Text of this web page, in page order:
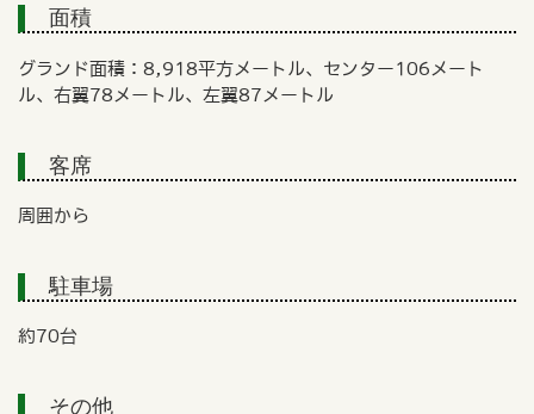
面積
グランド面積：8,918平方メートル、センター106メート
ル、右翼78メートル、左翼87メートル
客席
周囲から
駐車場
約70台
その他